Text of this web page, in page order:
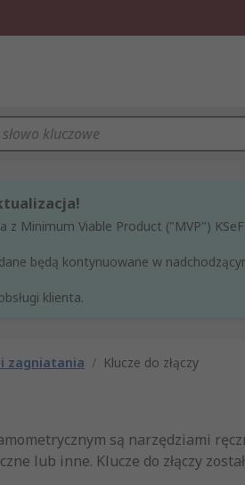
Minimum Viable Product ("MVP")
będą kontynuowane w
klienta.
i zagniatania / Klucze do złączy
są narzędziami
lub inne. Klucze do złączy